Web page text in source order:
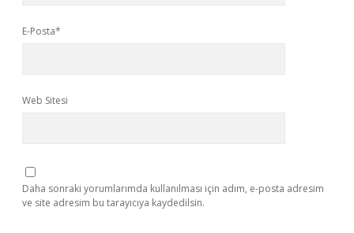
E-Posta*
Web Sitesi
Daha sonraki yorumlarımda kullanılması için adım, e-posta adresim
ve site adresim bu tarayıcıya kaydedilsin.